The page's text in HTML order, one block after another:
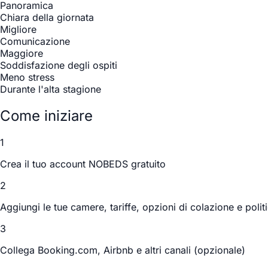
Panoramica
Chiara della giornata
Migliore
Comunicazione
Maggiore
Soddisfazione degli ospiti
Meno stress
Durante l'alta stagione
Come iniziare
1
Crea il tuo account NOBEDS gratuito
2
Aggiungi le tue camere, tariffe, opzioni di colazione e
3
Collega Booking.com, Airbnb e altri canali (opzionale)